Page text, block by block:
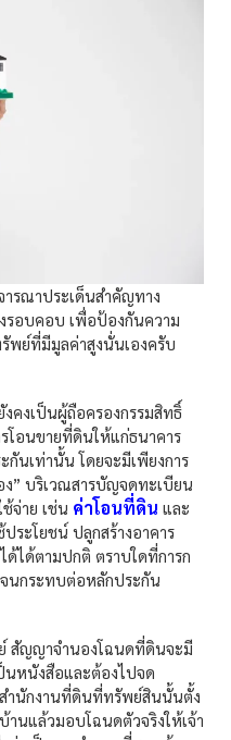
ารณาประเด็นสำคัญทาง
รอบคอบ เพื่อป้องกันความ
พย์ที่มีมูลค่าสูงนั่นเองครับ
คงเป็นผู้ถือครองกรรมสิทธิ์
โอนขายที่ดินให้แก่ธนาคาร
นเท่านั้น โดยจะมีเพียงการ
” บริเวณสารบัญจดทะเบียน
จ่าย เช่น ค่าโอนที่ดิน และ
ระโยชน์ ปลูกสร้างอาคาร
ด้ได้ตามปกติ ตราบใดที่การก
นกระทบต่อหลักประกัน
สัญญาจำนองโฉนดที่ดินจะมี
หนังสือและต้องไปจด
ำนักงานที่ดินที่ทรัพย์สินนั้นตั้ง
นแล้วมอบโฉนดตัวจริงให้เจ้า